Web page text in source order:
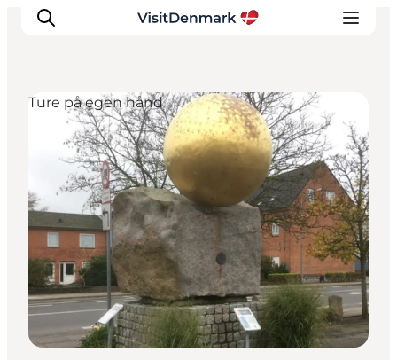
Inspiration
Destinationer
Oplevelser
Overnatning
Planlæg ferien
Ture på egen hånd